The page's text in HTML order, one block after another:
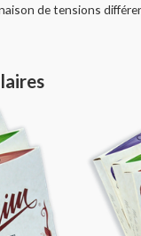
de tensions